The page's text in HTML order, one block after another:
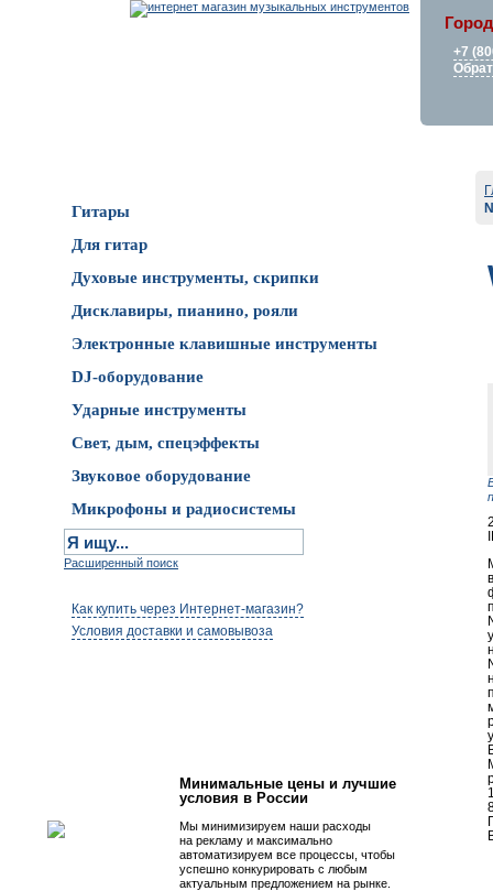
+7
Гитары
Для гитар
Духовые инструменты, скрипки
Дисклавиры, пианино, рояли
Электронные клавишные инструменты
DJ-оборудование
Ударные инструменты
Свет, дым, спецэффекты
Звуковое оборудование
Микрофоны и радиосистемы
Расширенный поиск
Как купить через Интернет-магазин?
Условия доставки и самовывоза
Минимальные цены и лучшие
условия в России
Мы минимизируем наши расходы
на рекламу и максимально
автоматизируем все процессы, чтобы
успешно конкурировать с любым
актуальным предложением на рынке.